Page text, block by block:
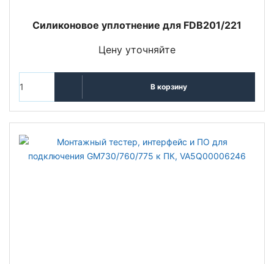
Силиконовое уплотнение для FDB201/221
Цену уточняйте
В корзину